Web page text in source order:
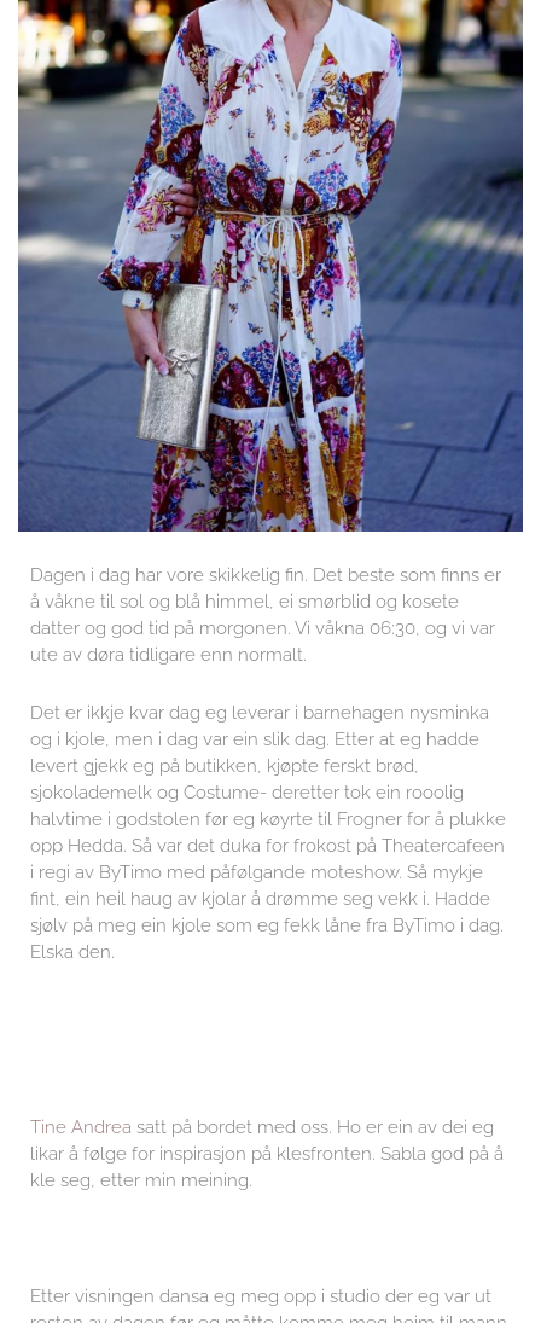
Dagen i dag har vore skikkelig fin. Det beste som finns er
å våkne til sol og blå himmel, ei smørblid og kosete
datter og god tid på morgonen. Vi våkna 06:30, og vi var
ute av døra tidligare enn normalt.
Det er ikkje kvar dag eg leverar i barnehagen nysminka
og i kjole, men i dag var ein slik dag. Etter at eg hadde
levert gjekk eg på butikken, kjøpte ferskt brød,
sjokolademelk og Costume- deretter tok ein rooolig
halvtime i godstolen før eg køyrte til Frogner for å plukke
opp Hedda. Så var det duka for frokost på Theatercafeen
i regi av ByTimo med påfølgande moteshow. Så mykje
fint, ein heil haug av kjolar å drømme seg vekk i. Hadde
sjølv på meg ein kjole som eg fekk låne fra ByTimo i dag.
Elska den.
Tine Andrea satt på bordet med oss. Ho er ein av dei eg
likar å følge for inspirasjon på klesfronten. Sabla god på å
kle seg, etter min meining.
Etter visningen dansa eg meg opp i studio der eg var ut